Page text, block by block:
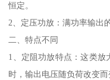
恒定。
2、定压功放：满功率输出
二、特点不同
1、定阻功放特点：这类放
时，输出电压随负荷改变而